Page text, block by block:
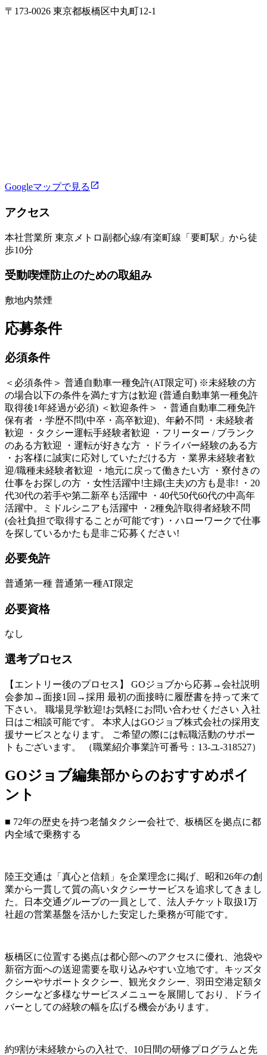
〒173-0026 東京都板橋区中丸町12-1
Googleマップで見る
アクセス
本社営業所 東京メトロ副都心線/有楽町線「要町駅」から徒
歩10分
受動喫煙防止のための取組み
敷地内禁煙
応募条件
必須条件
＜必須条件＞ 普通自動車一種免許(AT限定可) ※未経験の方
の場合以下の条件を満たす方は歓迎 (普通自動車第一種免許
取得後1年経過が必須) ＜歓迎条件＞ ・普通自動車二種免許
保有者 ・学歴不問(中卒・高卒歓迎)、年齢不問 ・未経験者
歓迎 ・タクシー運転手経験者歓迎 ・フリーター / ブランク
のある方歓迎 ・運転が好きな方 ・ドライバー経験のある方
・お客様に誠実に応対していただける方 ・業界未経験者歓
迎/職種未経験者歓迎 ・地元に戻って働きたい方 ・寮付きの
仕事をお探しの方 ・女性活躍中!主婦(主夫)の方も是非! ・20
代30代の若手や第二新卒も活躍中 ・40代50代60代の中高年
活躍中。ミドルシニアも活躍中 ・2種免許取得者経験不問
(会社負担で取得することが可能です) ・ハローワークで仕事
を探しているかたも是非ご応募ください!
必要免許
普通第一種 普通第一種AT限定
必要資格
なし
選考プロセス
【エントリー後のプロセス】 GOジョブから応募→会社説明
会参加→面接1回→採用 最初の面接時に履歴書を持って来て
下さい。 職場見学歓迎!お気軽にお問い合わせください 入社
日はご相談可能です。 本求人はGOジョブ株式会社の採用支
援サービスとなります。 ご希望の際には転職活動のサポー
トもございます。 （職業紹介事業許可番号：13-ユ-318527）
GOジョブ編集部からのおすすめポイ
ント
■ 72年の歴史を持つ老舗タクシー会社で、板橋区を拠点に都
内全域で乗務する
陸王交通は「真心と信頼」を企業理念に掲げ、昭和26年の創
業から一貫して質の高いタクシーサービスを追求してきまし
た。日本交通グループの一員として、法人チケット取扱1万
社超の営業基盤を活かした安定した乗務が可能です。
板橋区に位置する拠点は都心部へのアクセスに優れ、池袋や
新宿方面への送迎需要を取り込みやすい立地です。キッズタ
クシーやサポートタクシー、観光タクシー、羽田空港定額タ
クシーなど多様なサービスメニューを展開しており、ドライ
バーとしての経験の幅を広げる機会があります。
約9割が未経験からの入社で、10日間の研修プログラムと先